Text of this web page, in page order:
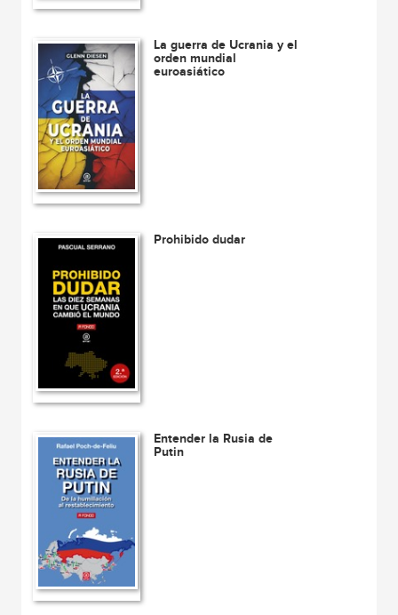
La guerra de Ucrania y el
orden mundial
euroasiático
Prohibido dudar
Entender la Rusia de
Putin